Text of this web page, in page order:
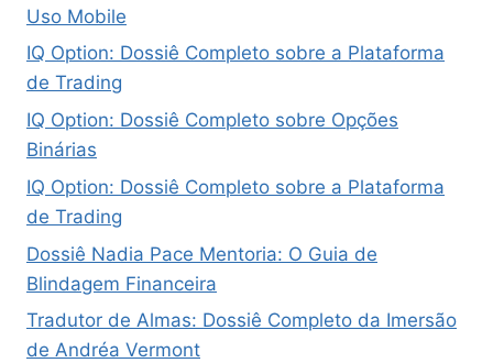
Uso Mobile
IQ Option: Dossiê Completo sobre a Plataforma
de Trading
IQ Option: Dossiê Completo sobre Opções
Binárias
IQ Option: Dossiê Completo sobre a Plataforma
de Trading
Dossiê Nadia Pace Mentoria: O Guia de
Blindagem Financeira
Tradutor de Almas: Dossiê Completo da Imersão
de Andréa Vermont